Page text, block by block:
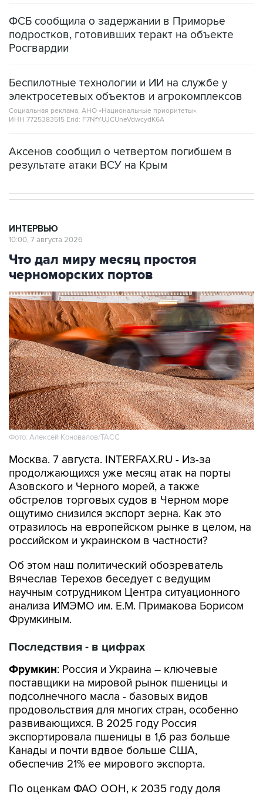
ФСБ сообщила о задержании в Приморье
подростков, готовивших теракт на объекте
Росгвардии
Беспилотные технологии и ИИ на службе у
электросетевых объектов и агрокомплексов
Социальная реклама, АНО «Национальные приоритеты».
ИНН 7725383515 Erid: F7NfYUJCUneVdwcydK6A
Аксенов сообщил о четвертом погибшем в
результате атаки ВСУ на Крым
ИНТЕРВЬЮ
10:00, 7 августа 2026
Что дал миру месяц простоя
черноморских портов
Фото: Алексей Коновалов/ТАСС
Москва. 7 августа. INTERFAX.RU - Из-за
продолжающихся уже месяц атак на порты
Азовского и Черного морей, а также
обстрелов торговых судов в Черном море
ощутимо снизился экспорт зерна. Как это
отразилось на европейском рынке в целом, на
российском и украинском в частности?
Об этом наш политический обозреватель
Вячеслав Терехов беседует с ведущим
научным сотрудником Центра ситуационного
анализа ИМЭМО им. Е.М. Примакова Борисом
Фрумкиным.
Последствия - в цифрах
Фрумкин: Россия и Украина – ключевые
поставщики на мировой рынок пшеницы и
подсолнечного масла - базовых видов
продовольствия для многих стран, особенно
развивающихся. В 2025 году Россия
экспортировала пшеницы в 1,6 раз больше
Канады и почти вдвое больше США,
обеспечив 21% ее мирового экспорта.
По оценкам ФАО ООН, к 2035 году доля